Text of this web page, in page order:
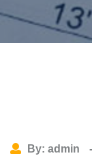
By: admin -